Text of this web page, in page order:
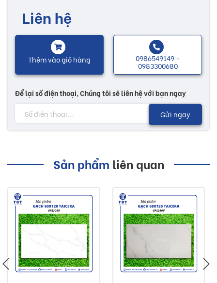
Liên hệ
Thêm vào giỏ hàng 0986549149 -
0983300680
Để lại số điện thoại, Chúng tôi sẽ liên hệ với bạn ngay
Gửi ngay
Sản phẩm liên quan